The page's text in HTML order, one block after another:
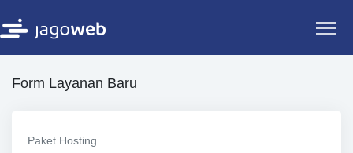
Form Layanan Baru
Paket Hosting